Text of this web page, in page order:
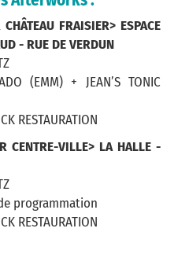
FRAISIER> ESPACE
- RUE DE VERDUN
(EMM) + JEAN’S TONIC
RESTAURATION
CENTRE-VILLE> LA HALLE -
programmation
RESTAURATION